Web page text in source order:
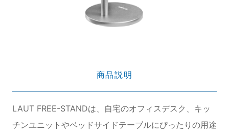
商品説明
LAUT FREE-STANDは、自宅のオフィスデスク、キッ
チンユニットやベッドサイドテーブルにぴったりの用途